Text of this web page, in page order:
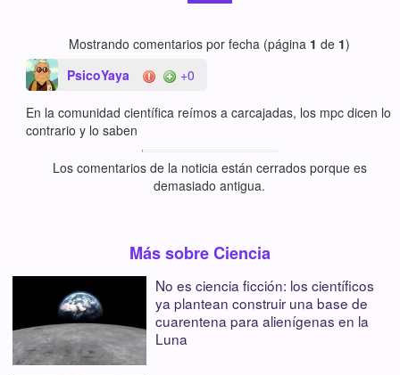
Mostrando comentarios por fecha (página 1 de 1)
PsicoYaya
+0
En la comunidad científica reímos a carcajadas, los mpc dicen lo
contrario y lo saben
Los comentarios de la noticia están cerrados porque es
demasiado antigua.
Más sobre Ciencia
No es ciencia ficción: los científicos
ya plantean construir una base de
cuarentena para alienígenas en la
Luna